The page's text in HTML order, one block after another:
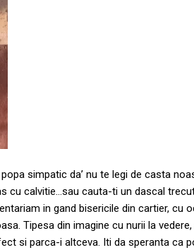
simpatic da’ nu te legi de casta
cu calvitie…sau cauta-ti un dascal
in gand bisericile din cartier, cu
Tipesa din imagine cu nurii la
si parca-i altceva. Iti da speranta ca